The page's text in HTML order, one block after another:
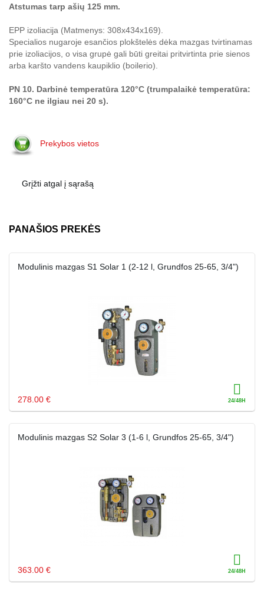
Atstumas tarp ašių 125 mm.
EPP izoliacija (Matmenys: 308x434x169).
Specialios nugaroje esančios plokštelės dėka mazgas tvirtinamas
prie izoliacijos, o visa grupė gali būti greitai pritvirtinta prie sienos
arba karšto vandens kaupiklio (boilerio).
PN 10. Darbinė temperatūra 120°C (trumpalaikė temperatūra:
160°C ne ilgiau nei 20 s).
Prekybos vietos
Grįžti atgal į sąrašą
PANAŠIOS PREKĖS
Modulinis mazgas S1 Solar 1 (2-12 l, Grundfos 25-65, 3/4")
278.00 €
Modulinis mazgas S2 Solar 3 (1-6 l, Grundfos 25-65, 3/4")
363.00 €